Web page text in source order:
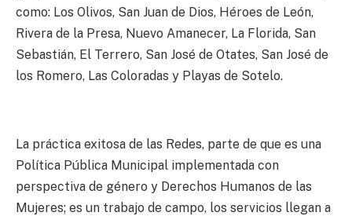
como: Los Olivos, San Juan de Dios, Héroes de León,
Rivera de la Presa, Nuevo Amanecer, La Florida, San
Sebastián, El Terrero, San José de Otates, San José de
los Romero, Las Coloradas y Playas de Sotelo.
La práctica exitosa de las Redes, parte de que es una
Política Pública Municipal implementada con
perspectiva de género y Derechos Humanos de las
Mujeres; es un trabajo de campo, los servicios llegan a